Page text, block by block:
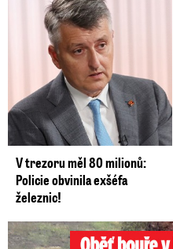
V trezoru měl 80 milionů:
Policie obvinila exšéfa
železnic!
Oběť bouře v jezeru Most: